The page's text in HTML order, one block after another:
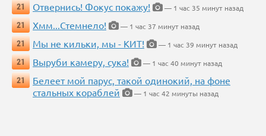
21
Отвернись! Фокус покажу!
— 1 час 35 минут назад
21
Хмм...Стемнело!
— 1 час 37 минут назад
21
Мы не кильки, мы - КИТ!
— 1 час 39 минут назад
21
Выруби камеру, сука!
— 1 час 40 минут назад
21
Белеет мой парус, такой одинокий, на фоне
стальных кораблей
— 1 час 42 минуты назад